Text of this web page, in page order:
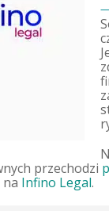
przechodzi
Infino Legal.